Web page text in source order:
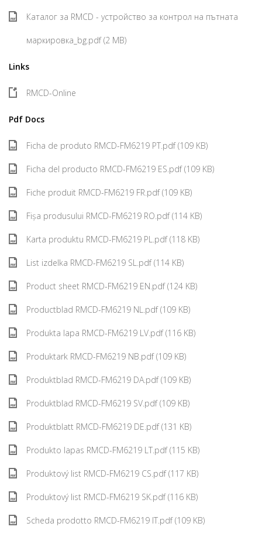
Каталог за RMCD - устройство за контрол на пътната
маркировка_bg.pdf (2 MB)
Links
RMCD-Online
Pdf Docs
Ficha de produto RMCD-FM6219 PT.pdf (109 KB)
Ficha del producto RMCD-FM6219 ES.pdf (109 KB)
Fiche produit RMCD-FM6219 FR.pdf (109 KB)
Fișa produsului RMCD-FM6219 RO.pdf (114 KB)
Karta produktu RMCD-FM6219 PL.pdf (118 KB)
List izdelka RMCD-FM6219 SL.pdf (114 KB)
Product sheet RMCD-FM6219 EN.pdf (124 KB)
Productblad RMCD-FM6219 NL.pdf (109 KB)
Produkta lapa RMCD-FM6219 LV.pdf (116 KB)
Produktark RMCD-FM6219 NB.pdf (109 KB)
Produktblad RMCD-FM6219 DA.pdf (109 KB)
Produktblad RMCD-FM6219 SV.pdf (109 KB)
Produktblatt RMCD-FM6219 DE.pdf (131 KB)
Produkto lapas RMCD-FM6219 LT.pdf (115 KB)
Produktový list RMCD-FM6219 CS.pdf (117 KB)
Produktový list RMCD-FM6219 SK.pdf (116 KB)
Scheda prodotto RMCD-FM6219 IT.pdf (109 KB)